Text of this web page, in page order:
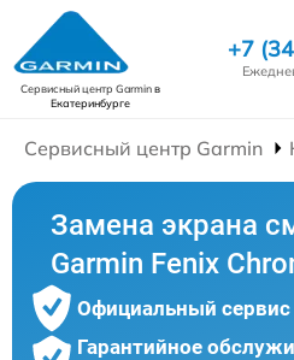
Сервисный центр Garminв
Екатеринбурге
+7
Сервисный центр Garmin
Замена экрана
Garmin Fenix
Официальный сервис
Гарантийное